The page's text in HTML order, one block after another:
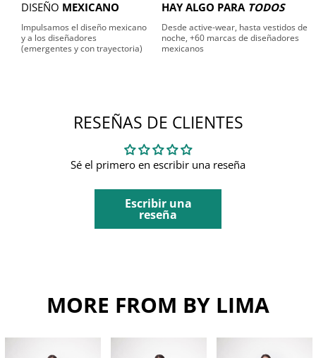
DISEÑO MEXICANO
Impulsamos el diseño mexicano
y a los diseñadores
(emergentes y con trayectoria)
HAY ALGO PARA TODOS
Desde active-wear, hasta vestidos de
noche, +60 marcas de diseñadores
mexicanos
RESEÑAS DE CLIENTES
Sé el primero en escribir una reseña
Escribir una
reseña
MORE FROM BY LIMA